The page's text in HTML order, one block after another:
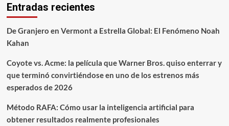
Entradas recientes
De Granjero en Vermont a Estrella Global: El Fenómeno Noah
Kahan
Coyote vs. Acme: la película que Warner Bros. quiso enterrar y
que terminó convirtiéndose en uno de los estrenos más
esperados de 2026
Método RAFA: Cómo usar la inteligencia artificial para
obtener resultados realmente profesionales